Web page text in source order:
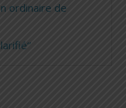
ordinaire de